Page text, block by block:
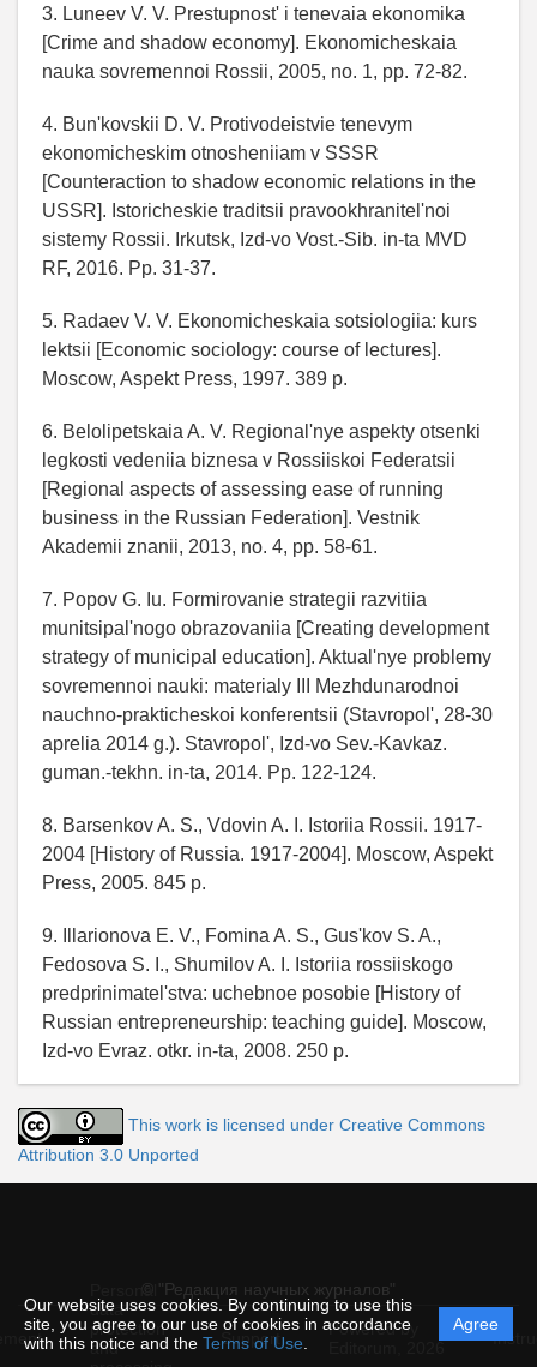
Our website uses cookies. By continuing to use this
site, you agree to our use of cookies in accordance
with this notice and the Terms of Use
Agree
3. Luneev V. V. Prestupnost' i tenevaia ekonomika
[Crime and shadow economy]. Ekonomicheskaia
nauka sovremennoi Rossii, 2005, no. 1, pp. 72-82.
4. Bun'kovskii D. V. Protivodeistvie tenevym
ekonomicheskim otnosheniiam v SSSR
[Counteraction to shadow economic relations in the
USSR]. Istoricheskie traditsii pravookhranitel'noi
sistemy Rossii. Irkutsk, Izd-vo Vost.-Sib. in-ta MVD
RF, 2016. Pp. 31-37.
5. Radaev V. V. Ekonomicheskaia sotsiologiia: kurs
lektsii [Economic sociology: course of lectures].
Moscow, Aspekt Press, 1997. 389 p.
6. Belolipetskaia A. V. Regional'nye aspekty otsenki
legkosti vedeniia biznesa v Rossiiskoi Federatsii
[Regional aspects of assessing ease of running
business in the Russian Federation]. Vestnik
Akademii znanii, 2013, no. 4, pp. 58-61.
7. Popov G. Iu. Formirovanie strategii razvitiia
munitsipal'nogo obrazovaniia [Creating development
strategy of municipal education]. Aktual'nye problemy
sovremennoi nauki: materialy III Mezhdunarodnoi
nauchno-prakticheskoi konferentsii (Stavropol', 28-30
aprelia 2014 g.). Stavropol', Izd-vo Sev.-Kavkaz.
guman.-tekhn. in-ta, 2014. Pp. 122-124.
8. Barsenkov A. S., Vdovin A. I. Istoriia Rossii. 1917-
2004 [History of Russia. 1917-2004]. Moscow, Aspekt
Press, 2005. 845 p.
9. Illarionova E. V., Fomina A. S., Gus'kov S. A.,
Fedosova S. I., Shumilov A. I. Istoriia rossiiskogo
predprinimatel'stva: uchebnoe posobie [History of
Russian entrepreneurship: teaching guide]. Moscow,
Izd-vo Evraz. otkr. in-ta, 2008. 250 p.
This work is licensed under Creative Commons
Attribution 3.0 Unported
© "Редакция научных журналов"
data
protection
and
Support
Powered by